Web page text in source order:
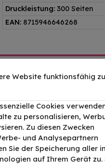
Druckleistung: 300 Seiten
EAN: 8715946646268
Multipack
Druckleistung:250 28,62
Druckleistung:400 18,38
Website funktionsfähig zu
Cookies
zu personalisieren,
Zu diesen Zwecken
und Analysepartnern
Sie der Speicherung aller in
auf Ihrem Gerät zu.